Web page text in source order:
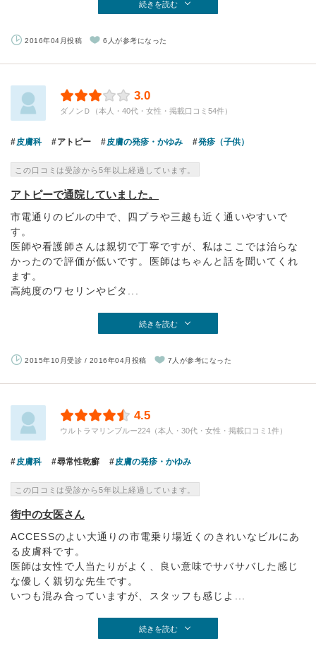
続きを読む
2016年04月投稿 6人が参考になった
3.0
ダノンＤ（本人・40代・女性・掲載口コミ54件）
皮膚科 アトピー 皮膚の発疹・かゆみ 発疹（子供）
この口コミは受診から5年以上経過しています。
アトピーで通院していました。
市電通りのビルの中で、四プラや三越も近く通いやすいで
す。
医師や看護師さんは親切で丁寧ですが、私はここでは治らな
かったので評価が低いです。医師はちゃんと話を聞いてくれ
ます。
高純度のワセリンやビタ...
続きを読む
2015年10月受診 / 2016年04月投稿 7人が参考になった
4.5
ウルトラマリンブルー224（本人・30代・女性・掲載口コミ1件）
皮膚科 尋常性乾癬 皮膚の発疹・かゆみ
この口コミは受診から5年以上経過しています。
街中の女医さん
ACCESSのよい大通りの市電乗り場近くのきれいなビルにあ
る皮膚科です。
医師は女性で人当たりがよく、良い意味でサバサバした感じ
な優しく親切な先生です。
いつも混み合っていますが、スタッフも感じよ...
続きを読む